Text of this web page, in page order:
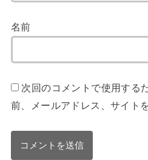
名前
次回のコメントで使用する
前、メールアドレス、サイト